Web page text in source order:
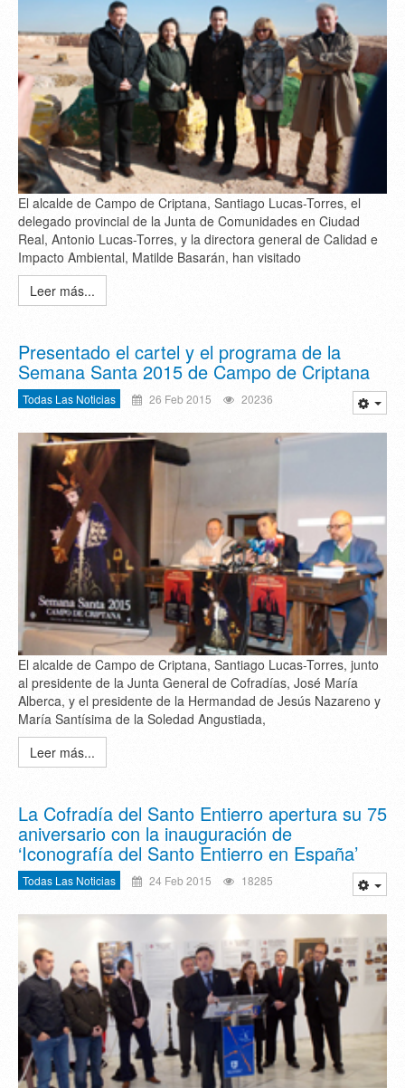
El alcalde de Campo de Criptana, Santiago Lucas-Torres, el
delegado provincial de la Junta de Comunidades en Ciudad
Real, Antonio Lucas-Torres, y la directora general de Calidad e
Impacto Ambiental, Matilde Basarán, han visitado
Leer más...
Presentado el cartel y el programa de la
Semana Santa 2015 de Campo de Criptana
Todas Las Noticias 26 Feb 2015 20236
El alcalde de Campo de Criptana, Santiago Lucas-Torres, junto
al presidente de la Junta General de Cofradías, José María
Alberca, y el presidente de la Hermandad de Jesús Nazareno y
María Santísima de la Soledad Angustiada,
Leer más...
La Cofradía del Santo Entierro apertura su 75
aniversario con la inauguración de
‘Iconografía del Santo Entierro en España’
Todas Las Noticias 24 Feb 2015 18285